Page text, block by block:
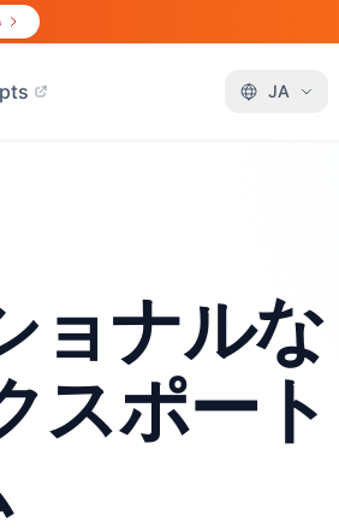
JA
ョナルな
スポート